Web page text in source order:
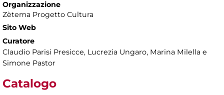
Organizzazione
Zètema Progetto Cultura
Sito Web
Curatore
Claudio Parisi Presicce, Lucrezia Ungaro, Marina Milella e
Simone Pastor
Catalogo